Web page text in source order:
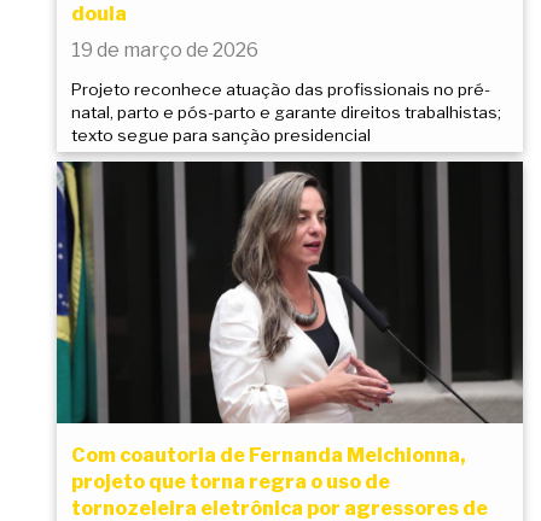
doula
19 de março de 2026
Projeto reconhece atuação das profissionais no pré-
natal, parto e pós-parto e garante direitos trabalhistas;
texto segue para sanção presidencial
Com coautoria de Fernanda Melchionna,
projeto que torna regra o uso de
tornozeleira eletrônica por agressores de